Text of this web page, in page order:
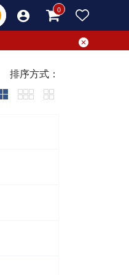
排序方式：